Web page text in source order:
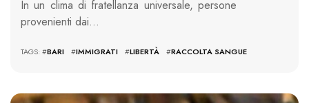
In un clima di fratellanza universale, persone
provenienti dai…
TAGS: #BARI #IMMIGRATI #LIBERTÀ #RACCOLTA SANGUE